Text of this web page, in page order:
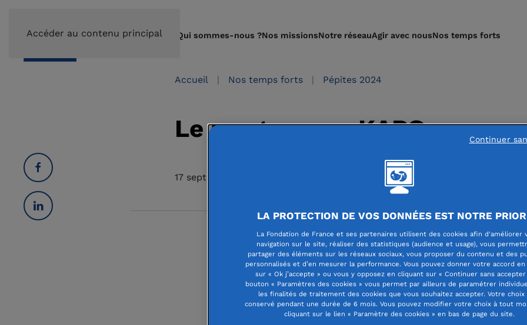
Accéder au contenu principal Qui sommes-nous ?Nos missionsNotre réseauAgir avec nousNos temps forts
Accueil Nos temps forts Pépites 2024
Le programme KAPS
17 septembre 2024
Le programme KAPS :Des colocations pas comme les autres
moins de 30 ans (Lille)
Accéder plus facilement au logement et prendre part activement
de son quartier : c’est la raison d’être du Programme KAPS porté
LA PROTECTION DE VOS DONNÉES EST NOTRE
La Fondation de France et ses partenaires utilisent des cookies afin d'améliorer
navigation sur le site, réaliser des statistiques (audience et usage), vous
partager des éléments sur les réseaux sociaux, vous proposer du contenu et des
personnalisés et d’en mesurer la performance. Vous pouvez donner votre accord
sur « Ok j’accepte » ou vous y opposez en cliquant sur « Continuer sans accepter
bouton « Paramètres des cookies » vous permet par ailleurs de paramétrer
les finalités de traitement des cookies que vous souhaitez accepter. Votre choix
conservé pendant une durée de 6 mois. Vous pouvez modifier votre choix à tout
cliquant sur le lien « Paramètre des cookies » en bas de page du site.
Continuer